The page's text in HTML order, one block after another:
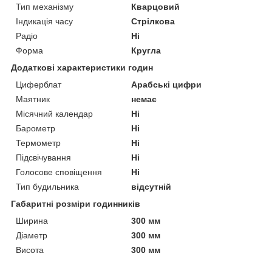
Тип механізму
Кварцовий
Індикація часу
Стрілкова
Радіо
Ні
Форма
Кругла
Додаткові характеристики годин
Циферблат
Арабські цифри
Маятник
немає
Місячний календар
Ні
Барометр
Ні
Термометр
Ні
Підсвічування
Ні
Голосове сповіщення
Ні
Тип будильника
відсутній
Габаритні розміри годинників
Ширина
300 мм
Діаметр
300 мм
Висота
300 мм